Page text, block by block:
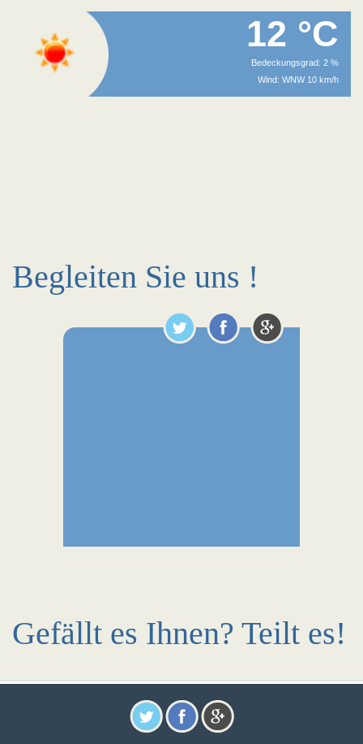
12 °C
Bedeckungsgrad: 2 %
Wind: WNW 10 km/h
Begleiten Sie uns !
Gefällt es Ihnen? Teilt es!